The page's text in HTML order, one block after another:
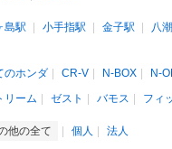
島駅 小手指駅 金子駅 八
のホンダ CR-V N-BOX N-
リーム
ゼスト バモス フィ
他の全て 個人 法人